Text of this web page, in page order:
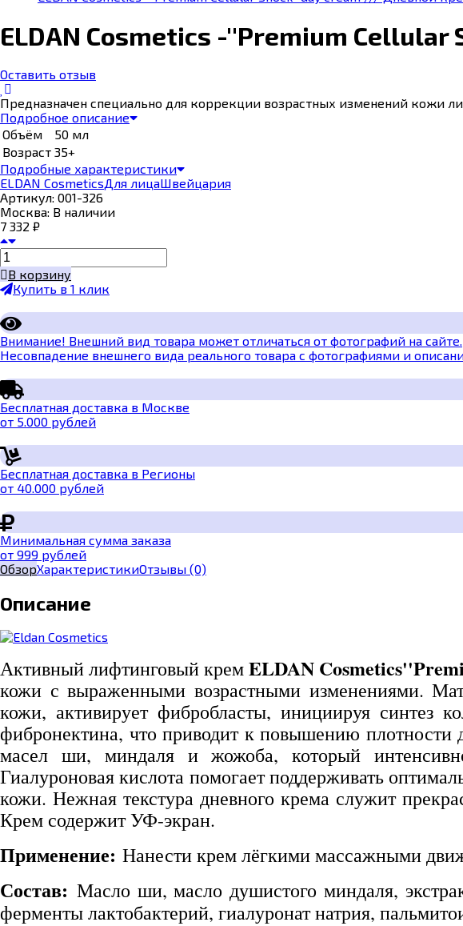
ELDAN Cosmetics -''Premium
Оставить отзыв
Предназначен специально для коррекции возрастных изменений кожи
Подробное описание
Объём
50 мл
Возраст 35+
Подробные характеристики
ELDAN CosmeticsДля лицаШвейцария
Артикул: 001-326
Москва: В наличии
7 332 ₽
В корзину
Купить в 1 клик
Внимание! Внешний вид товара может отличаться от фотографий на сайте.
Несовпадение внешнего вида реального товара с фотографиями и
Бесплатная доставка в Москве
от 5.000 рублей
Бесплатная доставка в Регионы
от 40.000 рублей
Минимальная сумма заказа
от 999 рублей
ОбзорХарактеристикиОтзывы (0)
Описание
Активный лифтинговый кремELDAN
кожи с выраженными возрастными изменениями.
кожи, активирует фибробласты, инициируя синтез
фибронектина, что приводит к повышению
масел ши, миндаля и жожоба, который
Гиалуроновая кислота помогает поддерживать
кожи. Нежная текстура дневного крема служит
Крем содержит УФ-экран.
Применение: Нанести крем лёгкими массажными
Состав: Масло ши, масло душистого миндаля,
ферменты лактобактерий, гиалуронат натрия,